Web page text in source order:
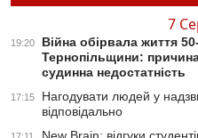
7
19:20
Війна обірвала життя
Тернопільщини:
судинна недостатність
17:15
Нагодувати людей у
відповідально